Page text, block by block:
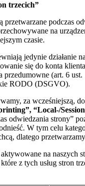
trzecich”
podczas
na
czasie.
jedynie działanie
się do konta
przedumowne (art. 6
RODO (DSGVO).
za wcześniejszą,
“Local-/
odwiedzania strony”
W tym celu
dlatego
na naszych
z tych usług stron